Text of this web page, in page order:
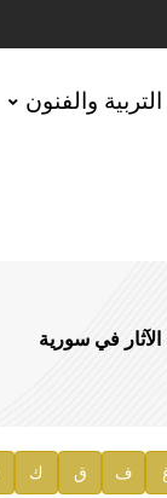
التربية والفنون
في سورية
ف ق ك